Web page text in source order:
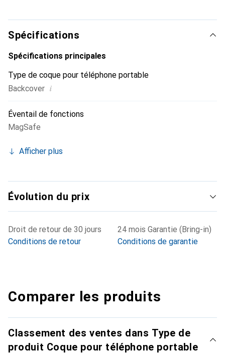
marque Noreve est un choix sûr pour une clientèle
exigeante.
Spécifications
Spécifications principales
Type de coque pour téléphone portable
Backcover i
Éventail de fonctions
MagSafe
Afficher plus
Évolution du prix
Droit de retour de 30 jours
Conditions de retour
24 mois Garantie (Bring-in)
Conditions de garantie
Comparer les produits
Classement des ventes dans Type de
produit Coque pour téléphone portable